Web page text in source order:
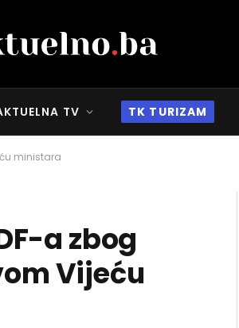
TV TK TURIZAM
ministara
a zbog
Vijeću